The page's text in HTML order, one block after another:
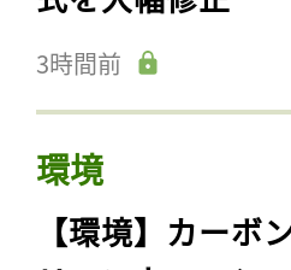
3時間前
環境
【環境】カーボ